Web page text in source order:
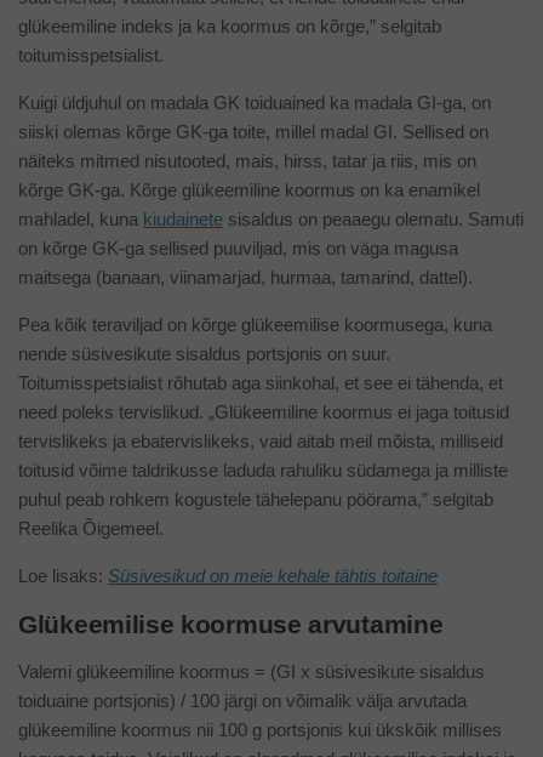
glükeemiline indeks ja ka koormus on kõrge,” selgitab
toitumisspetsialist.
Kuigi üldjuhul on madala GK toiduained ka madala GI-ga, on
siiski olemas kõrge GK-ga toite, millel madal GI. Sellised on
näiteks mitmed nisutooted, mais, hirss, tatar ja riis, mis on
kõrge GK-ga. Kõrge glükeemiline koormus on ka enamikel
mahladel, kuna kiudainete sisaldus on peaaegu olematu. Samuti
on kõrge GK-ga sellised puuviljad, mis on väga magusa
maitsega (banaan, viinamarjad, hurmaa, tamarind, dattel).
Pea kõik teraviljad on kõrge glükeemilise koormusega, kuna
nende süsivesikute sisaldus portsjonis on suur.
Toitumisspetsialist rõhutab aga siinkohal, et see ei tähenda, et
need poleks tervislikud. „Glükeemiline koormus ei jaga toitusid
tervislikeks ja ebatervislikeks, vaid aitab meil mõista, milliseid
toitusid võime taldrikusse laduda rahuliku südamega ja milliste
puhul peab rohkem kogustele tähelepanu pöörama,” selgitab
Reelika Õigemeel.
Loe lisaks: Süsivesikud on meie kehale tähtis toitaine
Glükeemilise koormuse arvutamine
Valemi glükeemiline koormus = (GI x süsivesikute sisaldus
toiduaine portsjonis) / 100 järgi on võimalik välja arvutada
glükeemiline koormus nii 100 g portsjonis kui ükskõik millises